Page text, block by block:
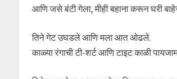
आणि जसे बंटी गेला, मीही बहाना करून घरी
तिने गेट उघडले आणि मला आत ओढले.
काळ्या रंगाची टी-शर्ट आणि टाइट काळी